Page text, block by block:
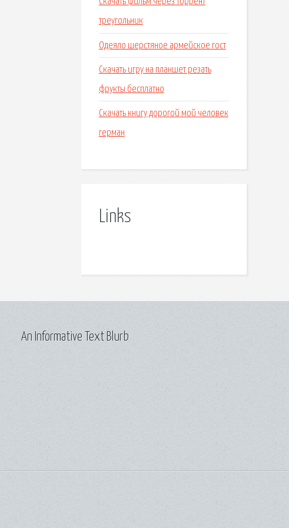
треугольник
Одеяло шерстяное армейское гост
Скачать игру на планшет резать
фрукты бесплатно
Скачать книгу дорогой мой человек
герман
Links
An Informative Text Blurb